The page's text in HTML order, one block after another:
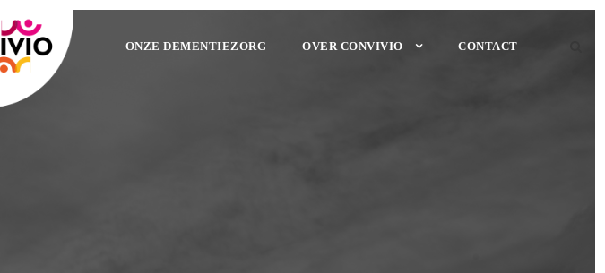
ONZE DEMENTIEZORG OVER CONVIVIO CONTACT